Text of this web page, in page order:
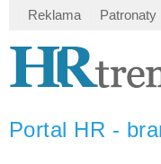
Reklama Patronaty
Portal HR -